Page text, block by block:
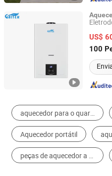
US$
100
ZHONGSHAN GASTEK
Guangdong, China
Trocador de Calor
Aquecedor a Gás
Aquecedor de Pátio